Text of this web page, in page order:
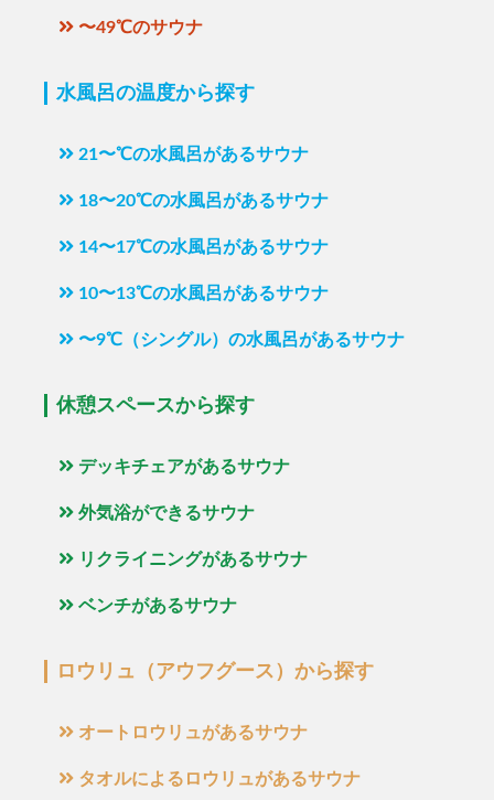
〜49℃のサウナ
水風呂の温度から探す
21〜℃の水風呂があるサウナ
18〜20℃の水風呂があるサウナ
14〜17℃の水風呂があるサウナ
10〜13℃の水風呂があるサウナ
〜9℃（シングル）の水風呂があるサウナ
休憩スペースから探す
デッキチェアがあるサウナ
外気浴ができるサウナ
リクライニングがあるサウナ
ベンチがあるサウナ
ロウリュ（アウフグース）から探す
オートロウリュがあるサウナ
タオルによるロウリュがあるサウナ